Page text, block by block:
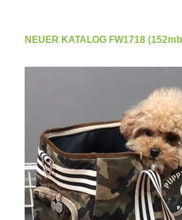
NEUER KATALOG FW1718